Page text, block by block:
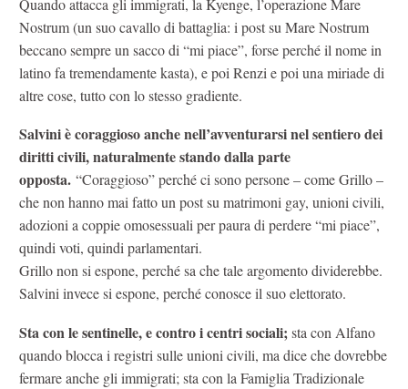
Nostrum (un suo cavallo di battaglia: i post su Mare Nostrum
beccano sempre un sacco di “mi piace”, forse perché il nome in
latino fa tremendamente kasta), e poi Renzi e poi una miriade di
altre cose, tutto con lo stesso gradiente.
Salvini è coraggioso anche nell’avventurarsi nel sentiero dei
diritti civili, naturalmente stando dalla parte
opposta. “Coraggioso” perché ci sono persone – come Grillo –
che non hanno mai fatto un post su matrimoni gay, unioni civili,
adozioni a coppie omosessuali per paura di perdere “mi piace”,
quindi voti, quindi parlamentari.
Grillo non si espone, perché sa che tale argomento dividerebbe.
Salvini invece si espone, perché conosce il suo elettorato.
Sta con le sentinelle, e contro i centri sociali;sta con Alfano
quando blocca i registri sulle unioni civili, ma dice che dovrebbe
fermare anche gli immigrati; sta con la Famiglia Tradizionale